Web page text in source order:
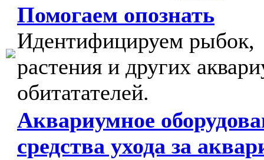
Помогаем опознать
Идентифицируем рыбок,
растения и других
обитатателей.
Аквариумное
средства ухода за